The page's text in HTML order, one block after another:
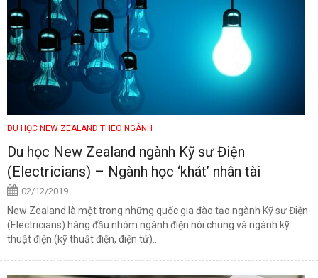
DU HỌC NEW ZEALAND THEO NGÀNH
Du học New Zealand ngành Kỹ sư Điện
(Electricians) – Ngành học ‘khát’ nhân tài
02/12/2019
New Zealand là một trong những quốc gia đào tạo ngành Kỹ sư Điện
(Electricians) hàng đầu nhóm ngành điện nói chung và ngành kỹ
thuật điện (kỹ thuật điện, điện tử)...